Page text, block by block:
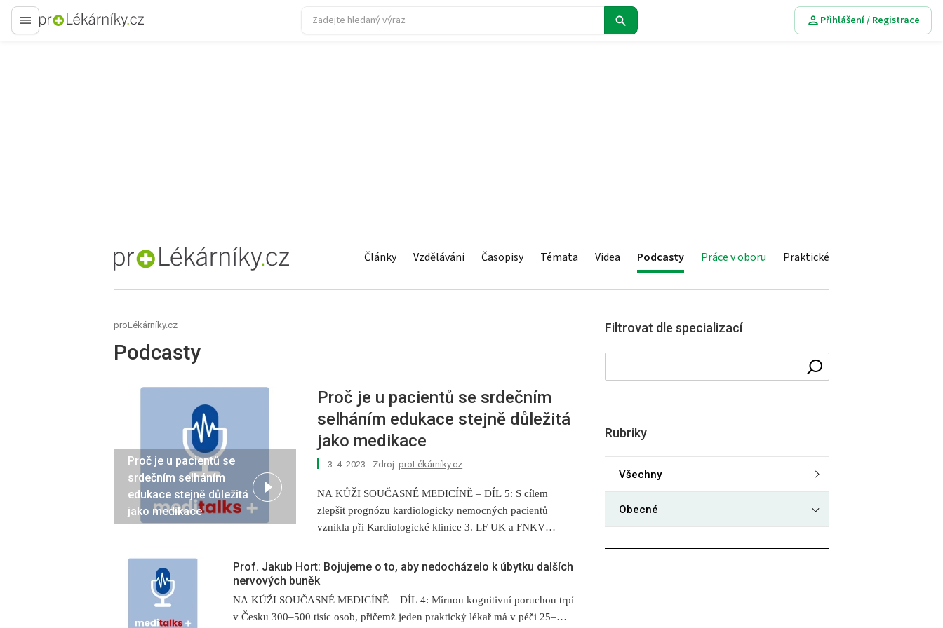
proLékaře.cz
Přihlášení / Registrace
proLékaře.cz Články Vzdělávání Časopisy Témata Videa Podcasty Práce v oboru Praktické
proLékárníky.cz
Podcasty
Proč je u pacientů se
srdečním selháním
edukace stejně důležitá
jako medikace
Proč je u pacientů se srdečním
selháním edukace stejně důležitá
jako medikace
3. 4. 2023 Zdroj:proLékárníky.cz
NA KŮŽI SOUČASNÉ MEDICÍNĚ –⁠ DÍL 5: S cílem
zlepšit prognózu kardiologicky nemocných pacientů
vznikla při Kardiologické klinice 3. LF UK a FNKV
selháním. Ukazuje se totiž, že komunikace s pacientem
a opakovaná edukace o nezbytnosti užívání medikace
a dodržování režimových opatření prodlužuje život
nemocných a zlepšuje jeho kvalitu. O zkušenostech
Prof. Jakub Hort: Bojujeme o to, aby nedocházelo k úbytku dalších
nervových buněk
NA KŮŽI SOUČASNÉ MEDICÍNĚ –⁠ DÍL 4: Mírnou kognitivní poruchou trpí
v Česku 300–500 tisíc osob, přičemž jeden praktický lékař má v péči 25–
Filtrovat dle specializací
Rubriky
Všechny
Obecné